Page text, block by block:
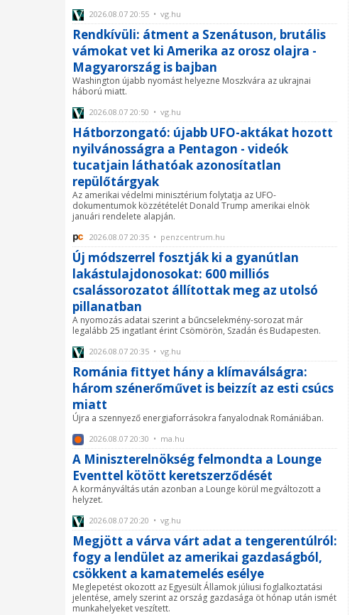
2026.08.07 20:55 • vg.hu
Rendkívüli: átment a Szenátuson, brutális
vámokat vet ki Amerika az orosz olajra -
Magyarország is bajban
Washington újabb nyomást helyezne Moszkvára az ukrajnai
háború miatt.
2026.08.07 20:50 • vg.hu
Hátborzongató: újabb UFO-aktákat hozott
nyilvánosságra a Pentagon - videók
tucatjain láthatóak azonosítatlan
repülőtárgyak
Az amerikai védelmi minisztérium folytatja az UFO-
dokumentumok közzétételét Donald Trump amerikai elnök
januári rendelete alapján.
2026.08.07 20:35 • penzcentrum.hu
Új módszerrel fosztják ki a gyanútlan
lakástulajdonosokat: 600 milliós
csalássorozatot állítottak meg az utolsó
pillanatban
A nyomozás adatai szerint a bűncselekmény-sorozat már
legalább 25 ingatlant érint Csömörön, Szadán és Budapesten.
2026.08.07 20:35 • vg.hu
Románia fittyet hány a klímaválságra:
három szénerőművet is beizzít az esti csúcs
miatt
Újra a szennyező energiaforrásokra fanyalodnak Romániában.
2026.08.07 20:30 • ma.hu
A Miniszterelnökség felmondta a Lounge
Eventtel kötött keretszerződését
A kormányváltás után azonban a Lounge körül megváltozott a
helyzet.
2026.08.07 20:20 • vg.hu
Megjött a várva várt adat a tengerentúlról:
fogy a lendület az amerikai gazdaságból,
csökkent a kamatemelés esélye
Meglepetést okozott az Egyesült Államok júliusi foglalkoztatási
jelentése, amely szerint az ország gazdasága öt hónap után ismét
munkahelyeket veszített.